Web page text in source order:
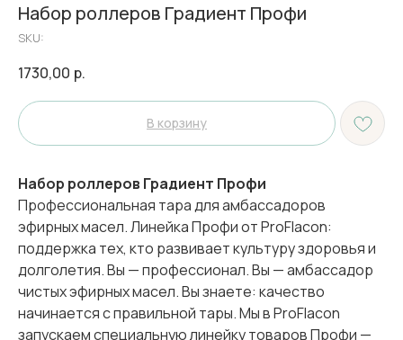
Набор роллеров Градиент Профи
SKU:
1730,00 р.
В корзину
Набор роллеров Градиент Профи
Профессиональная тара для амбассадоров
эфирных масел. Линейка Профи от ProFlacon:
поддержка тех, кто развивает культуру здоровья и
долголетия. Вы — профессионал. Вы — амбассадор
чистых эфирных масел. Вы знаете: качество
начинается с правильной тары. Мы в ProFlacon
запускаем специальную линейку товаров Профи —